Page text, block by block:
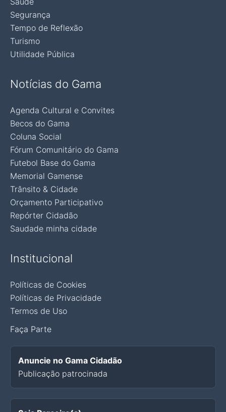
Segurança
Tempo de Reflexão
Turismo
Utilidade Pública
Notícias do Gama
Agenda Cultural e Convites
Becos do Gama
Coluna Social
Fórum Comunitário do Gama
Futebol Base do Gama
Memorial Gamense
Trânsito & Cidade
Orçamento Participativo
Repórter Cidadão
Saudade minha cidade
Institucional
Políticas de Cookies
Políticas de Privacidade
Termos de Uso
Faça Parte
Anuncie no Gama Cidadão
Publicação patrocinada